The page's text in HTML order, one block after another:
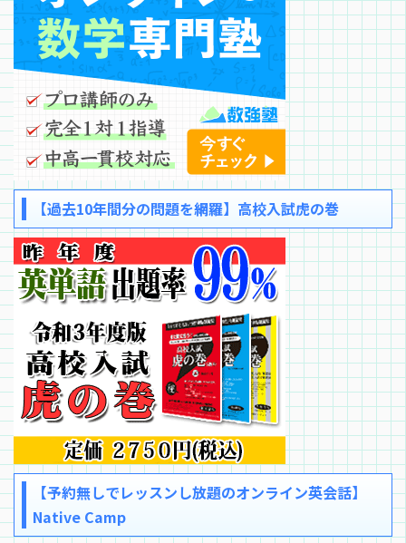
【過去10年間分の問題を網羅】高校入試虎の巻
【予約無しでレッスンし放題のオンライン英会話】
Native Camp